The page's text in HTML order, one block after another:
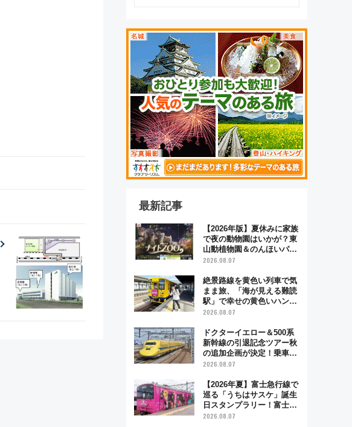
最新記事
【2026年版】夏休みに家族
で夜の動物園はいかが？東
山動植物園＆のんほいパー
ク「ナイトZOO」開催情報
2026.08.07
絶景路線を黄色い列車で気
まま旅、「海が見える難読
駅」で幸せの黄色いハンカ
チに願いを 「新・鉄道ひ
「島原鉄道」
2026.08.07
ドクターイエロー＆500系
新幹線の引退記念ツアー秋
の追加企画が決定！乗車体
験やグッズ・ホテル情報ま
2026.08.07
【2026年夏】富士急行線で
巡る「うちはサスケ」誕生
日スタンプラリー！富士急
ハイランド限定グルメ＆グ
2026.08.07